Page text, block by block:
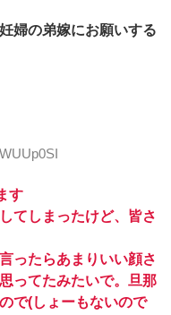
婦の弟嫁にお願いする
す
てしまったけど、皆さ
ったらあまりいい顔さ
ってたみたいで。旦那
で(しょーもないので